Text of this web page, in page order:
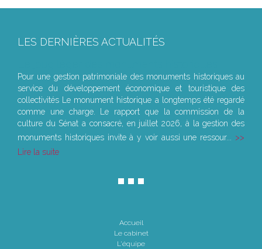
LES DERNIÈRES ACTUALITÉS
Pour une gestion patrimoniale des monuments historiques au
service du développement économique et touristique des
collectivités Le monument historique a longtemps été regardé
comme une charge. Le rapport que la commission de la
culture du Sénat a consacré, en juillet 2026, à la gestion des
monuments historiques invite à y voir aussi une ressour...
Lire la suite
Accueil
Le cabinet
L'équipe